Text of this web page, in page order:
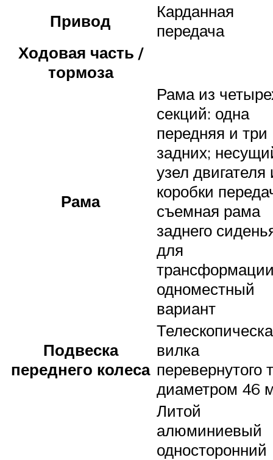
Привод
Карданная
передача
Ходовая часть /
тормоза
Рама
Рама из
секций: одна
передняя и три
задних;
узел двигателя
коробки
съемная рама
заднего
для
одноместный
вариант
Подвеска
переднего колеса
вилка
перевернутого
диаметром 46
Литой
алюминиевый
односторонний